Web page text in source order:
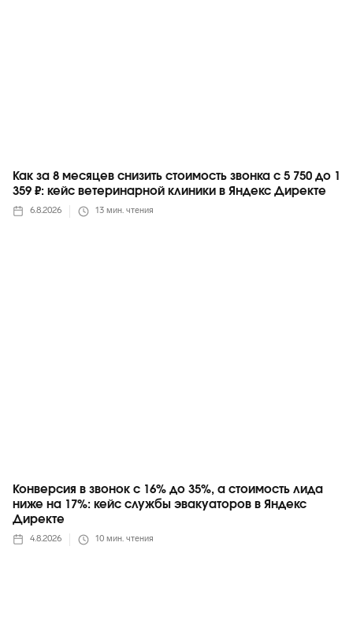
Как за 8 месяцев снизить стоимость звонка с 5 750 до 1
359 ₽: кейс ветеринарной клиники в Яндекс Директе
6.8.2026 13 мин. чтения
Конверсия в звонок с 16% до 35%, а стоимость лида
ниже на 17%: кейс службы эвакуаторов в Яндекс
Директе
4.8.2026 10 мин. чтения